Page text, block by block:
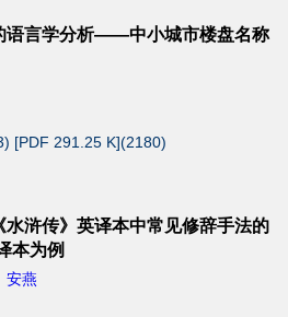
语言学分析——中小城市楼盘名称
) [PDF 291.25 K](2180)
水浒传》英译本中常见修辞手法的
本为例
安燕